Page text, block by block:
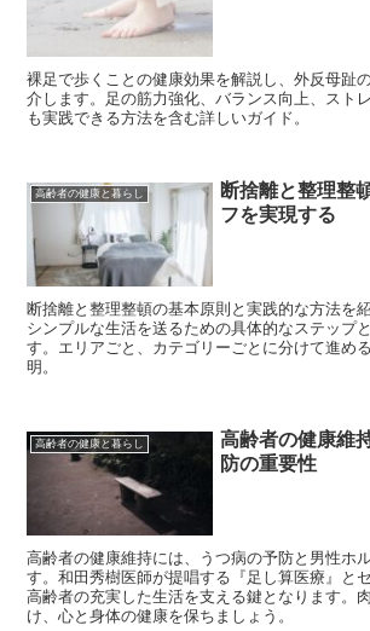
裸足で歩くことの健康効果を解説し、外反母趾
介します。足の筋力強化、バランス向上、スト
も実践できる方法を含む詳しいガイド。
高齢者の健康と暮らし
断捨離と整理整
フを実現する
断捨離と整理整頓の基本原則と実践的な方法を
シンプルな生活を送るための具体的なステップ
す。エリアごと、カテゴリーごとに分けて進め
明。
高齢者の健康と暮らし
高齢者の健康維
防の重要性
高齢者の健康維持には、うつ病の予防と男性ホ
す。和田秀樹医師が提唱する『足し算医療』と
高齢者の充実した生活を支える鍵となります。
け、心と身体の健康を保ちましょう。